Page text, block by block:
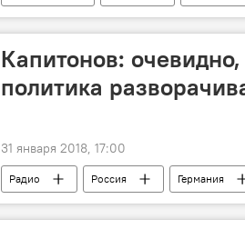
сотрудничество
Капитонов:
политика
31 января 2018, 17:00
Радио Россия Германия
Северный поток-2
газопровод